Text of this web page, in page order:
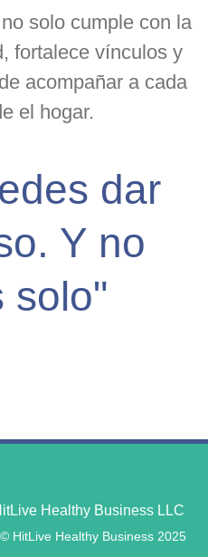
solo cumple con la
fortalece vínculos y
acompañar a cada
el hogar.
dar
Y no
solo"
Healthy Business LLC
HitLive Healthy Business 2025